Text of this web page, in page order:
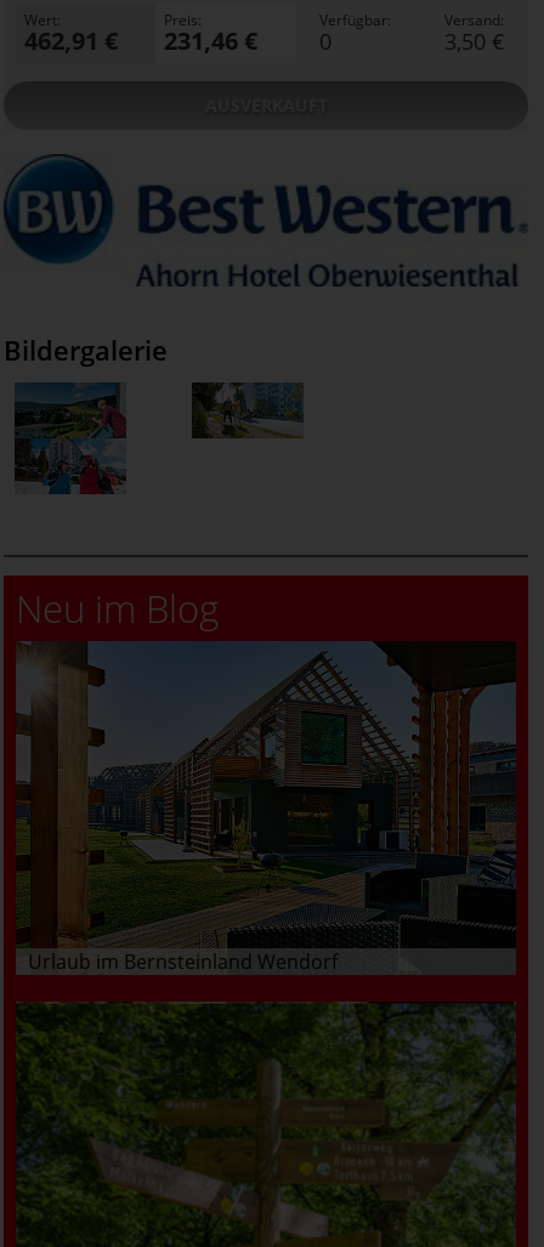
Wert:
462,91 €
Preis:
231,46 €
Verfügbar:
0
Versand:
3,50 €
Bildergalerie
Neu im Blog
Urlaub im Bernsteinland Wendorf